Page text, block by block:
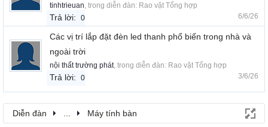
tinhtrieuan, trong diễn đàn: Rao vặt Tổng hợp
Trả lời: 0 6/6/26
Các vị trí lắp đặt đèn led thanh phổ biến trong nhà và
ngoài trời
nội thất trường phát, trong diễn đàn: Rao vặt Tổng hợp
Trả lời: 0 3/6/26
Diễn đàn ... Máy tính bàn